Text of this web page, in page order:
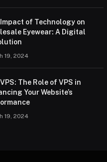
of Technology on
Eyewear: A Digital
19, 2024
The Role of VPS in
Your Website’s
19, 2024